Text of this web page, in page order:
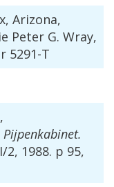
, Arizona,
Peter G. Wray,
5291-T
,
Pijpenkabinet.
/2, 1988. p 95,